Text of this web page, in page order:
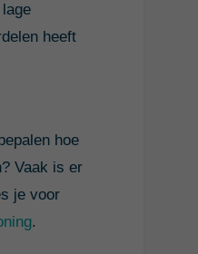
heeft
hoe
Vaak is er
je voor
.